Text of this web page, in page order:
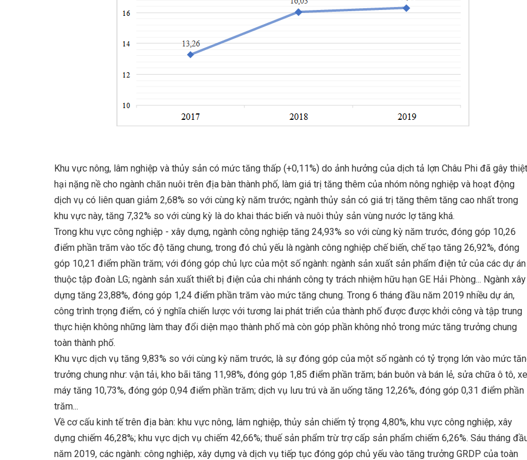
Khu vực nông, lâm nghiệp và thủy sản có mức tăng thấp (+0,11%) do ảnh hưởng của dịch tả lợn Châu Phi đã gây thiệt
hại nặng nề cho ngành chăn nuôi trên địa bàn thành phố, làm giá trị tăng thêm của nhóm nông nghiệp và hoạt động
dịch vụ có liên quan giảm 2,68% so với cùng kỳ năm trước; ngành thủy sản có giá trị tăng thêm tăng cao nhất trong
khu vực này, tăng 7,32% so với cùng kỳ là do khai thác biển và nuôi thủy sản vùng nước lợ tăng khá.
Trong khu vực công nghiệp - xây dựng, ngành công nghiệp tăng 24,93% so với cùng kỳ năm trước, đóng góp 10,26
điểm phần trăm vào tốc độ tăng chung, trong đó chủ yếu là ngành công nghiệp chế biến, chế tạo tăng 26,92%, đóng
góp 10,21 điểm phần trăm; với đóng góp chủ lực của một số ngành: ngành sản xuất sản phẩm điện tử của các dự án
thuộc tập đoàn LG; ngành sản xuất thiết bị điện của chi nhánh công ty trách nhiệm hữu hạn GE Hải Phòng... Ngành xây
dựng tăng 23,88%, đóng góp 1,24 điểm phần trăm vào mức tăng chung. Trong 6 tháng đầu năm 2019 nhiều dự án,
công trình trọng điểm, có ý nghĩa chiến lược với tương lai phát triển của thành phố được được khởi công và tập trung
thực hiện không những làm thay đổi diện mạo thành phố mà còn góp phần không nhỏ trong mức tăng trưởng chung
toàn thành phố.
Khu vực dịch vụ tăng 9,83% so với cùng kỳ năm trước, là sự đóng góp của một số ngành có tỷ trọng lớn vào mức
trưởng chung như: vận tải, kho bãi tăng 11,98%, đóng góp 1,85 điểm phần trăm; bán buôn và bán lẻ, sửa chữa ô tô, xe
máy tăng 10,73%, đóng góp 0,94 điểm phần trăm; dịch vụ lưu trú và ăn uống tăng 12,26%, đóng góp 0,31 điểm phần
trăm...
Về cơ cấu kinh tế trên địa bàn: khu vực nông, lâm nghiệp, thủy sản chiếm tỷ trọng 4,80%, khu vực công nghiệp, xây
dựng chiếm 46,28%; khu vực dịch vụ chiếm 42,66%; thuế sản phẩm trừ trợ cấp sản phẩm chiếm 6,26%. Sáu tháng
năm 2019, các ngành: công nghiệp, xây dựng và dịch vụ tiếp tục đóng góp chủ yếu vào tăng trưởng GRDP của toàn